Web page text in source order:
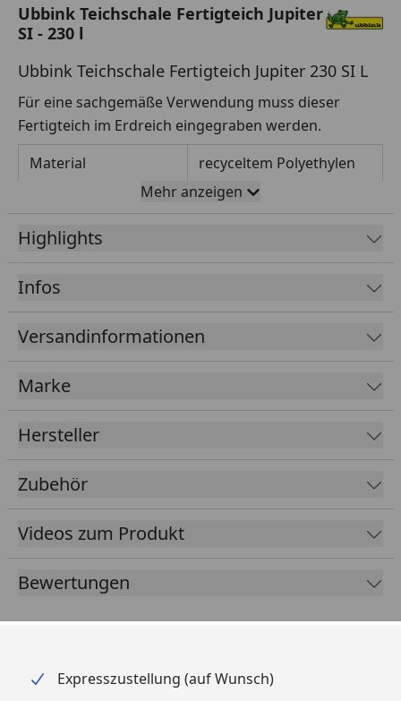
Ubbink Teichschale Fertigteich Jupiter
SI - 230 l
Ubbink Teichschale Fertigteich Jupiter 230 SI L
Für eine sachgemäße Verwendung muss dieser
Fertigteich im Erdreich eingegraben werden.
Material
recyceltem Polyethylen
0,5 mm
Maße (LxBxH)
Oberfläche
0,94 m²
Fassungsvermögen
230 l
Mehr anzeigen
Highlights
Infos
Versandinformationen
Marke
Hersteller
Zubehör
Videos zum Produkt
Bewertungen
Expresszustellung (auf Wunsch)